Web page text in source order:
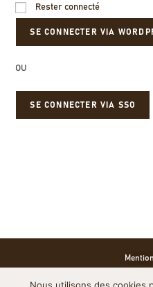
Rester connecté
OU
SE CONNECTER VIA SSO